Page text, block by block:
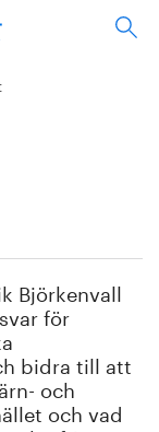
Björkenvall
för
bidra till att
och
och vad